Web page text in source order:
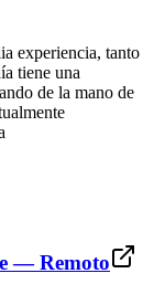
experiencia, tanto
tiene una
de la mano de
— Remoto